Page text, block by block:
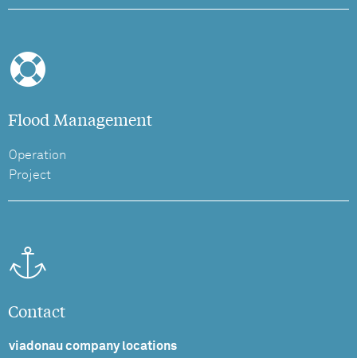
Flood Management
Operation
Project
Contact
viadonau company locations